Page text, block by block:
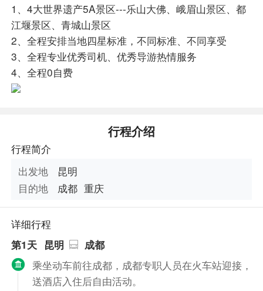
1、4大世界遗产5A景区---乐山大佛、峨眉山景区、都
江堰景区、青城山景区
2、全程安排当地四星标准，不同标准、不同享受
3、全程专业优秀司机、优秀导游热情服务
4、全程0自费
行程介绍
行程简介
出发地
昆明
目的地
成都 重庆
详细行程
第1天 昆明 成都
乘坐动车前往成都，成都专职人员在火车站迎接，
送酒店入住后自由活动。